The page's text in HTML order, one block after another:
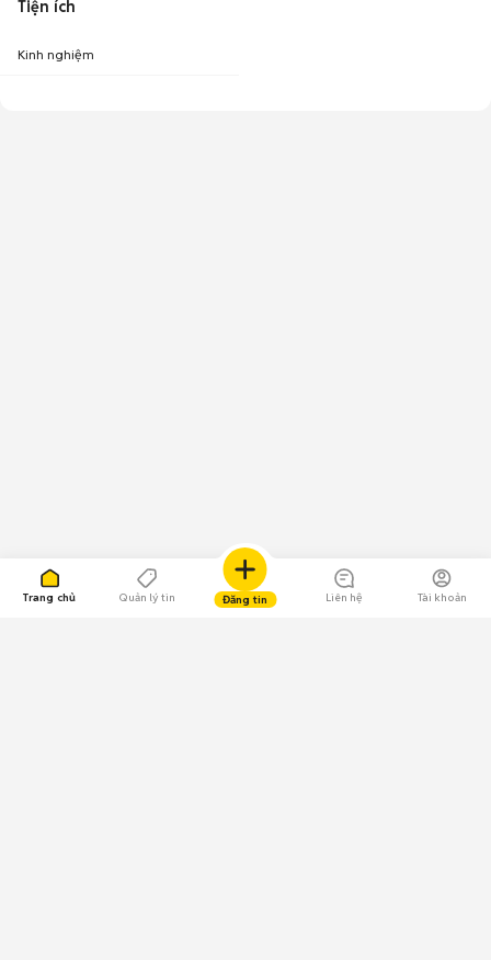
Trang chủ Quản lý tin Đăng tin Liên hệ Tài khoản
Tiện ích
Kinh nghiệm